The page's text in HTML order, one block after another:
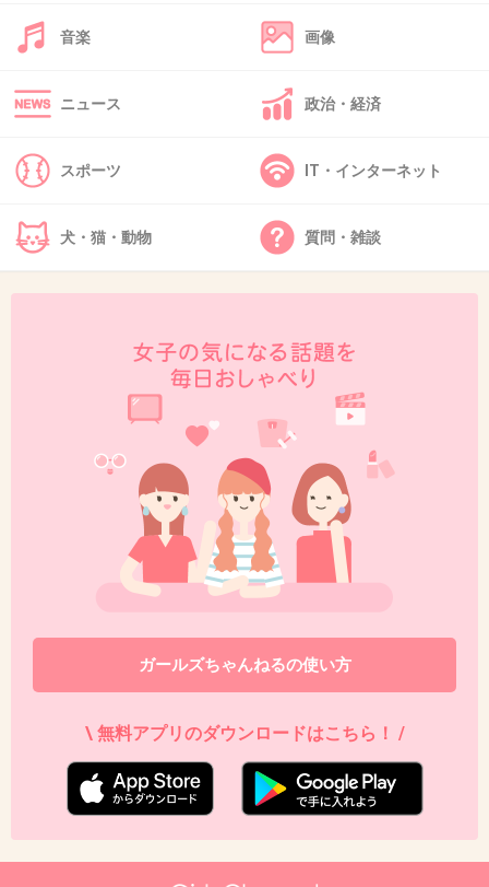
私も知らなかったけど下妻物語で知ったよ
32. 匿名 2014/09/27(土) 14:03:30
分に返ってくるよ。
母子共々どうか無事に生まれます様に…。お大
事になさってください。
+42
同じ状況でも美奈子なら家で昼寝してるだろう。
2014/09/27(土) 14:10:01
私は切迫早産で自宅安静。
上に同じく２才の女の子。
音楽 画像
ニュース 政治・経済
スポーツ IT・インターネット
犬・猫・動物 質問・雑談
ガールズちゃんねるの使い方
\ 無料アプリのダウンロードはこちら！ /